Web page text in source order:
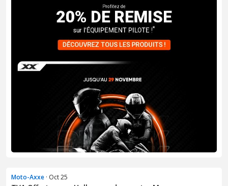
Moto-Axxe · Oct 25